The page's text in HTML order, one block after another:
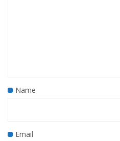
Name
Email